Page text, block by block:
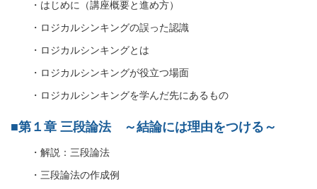
・はじめに（講座概要と進め方）
・ロジカルシンキングの誤った認識
・ロジカルシンキングとは
・ロジカルシンキングが役立つ場面
・ロジカルシンキングを学んだ先にあるもの
■第１章 三段論法 ～結論には理由をつける～
・解説：三段論法
・三段論法の作成例